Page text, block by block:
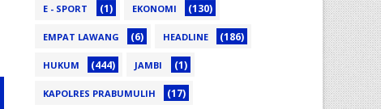
E - SPORT (1) EKONOMI (130)
EMPAT LAWANG (6) HEADLINE (186)
HUKUM (444) JAMBI (1)
KAPOLRES PRABUMULIH (17)